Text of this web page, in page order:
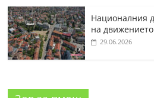
Националния
на
29.06.2026